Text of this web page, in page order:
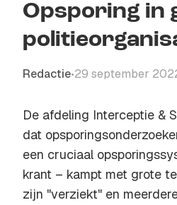
Opsporing in
Redactie•29 september
De afdeling Interceptie &
dat
een cruciaal
krant – kampt met grote
zijn "verziekt" en